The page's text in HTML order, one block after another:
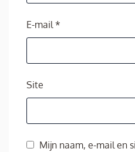
E-mail*
Site
Mijn naam, e-mail en